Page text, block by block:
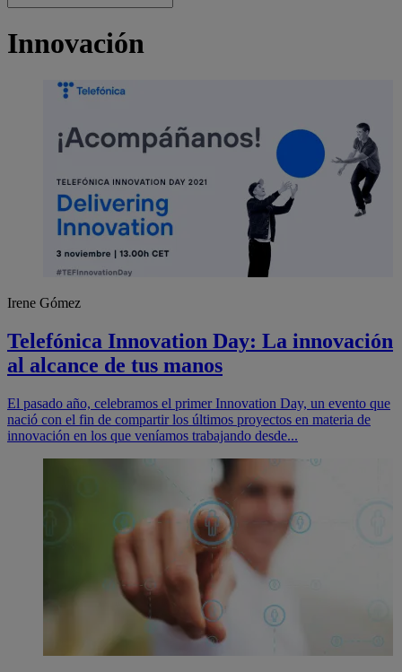
Innovación
Irene Gómez
Telefónica Innovation Day: La innovación
al alcance de tus manos
El pasado año, celebramos el primer Innovation Day, un evento que
nació con el fin de compartir los últimos proyectos en materia de
innovación en los que veníamos trabajando desde...